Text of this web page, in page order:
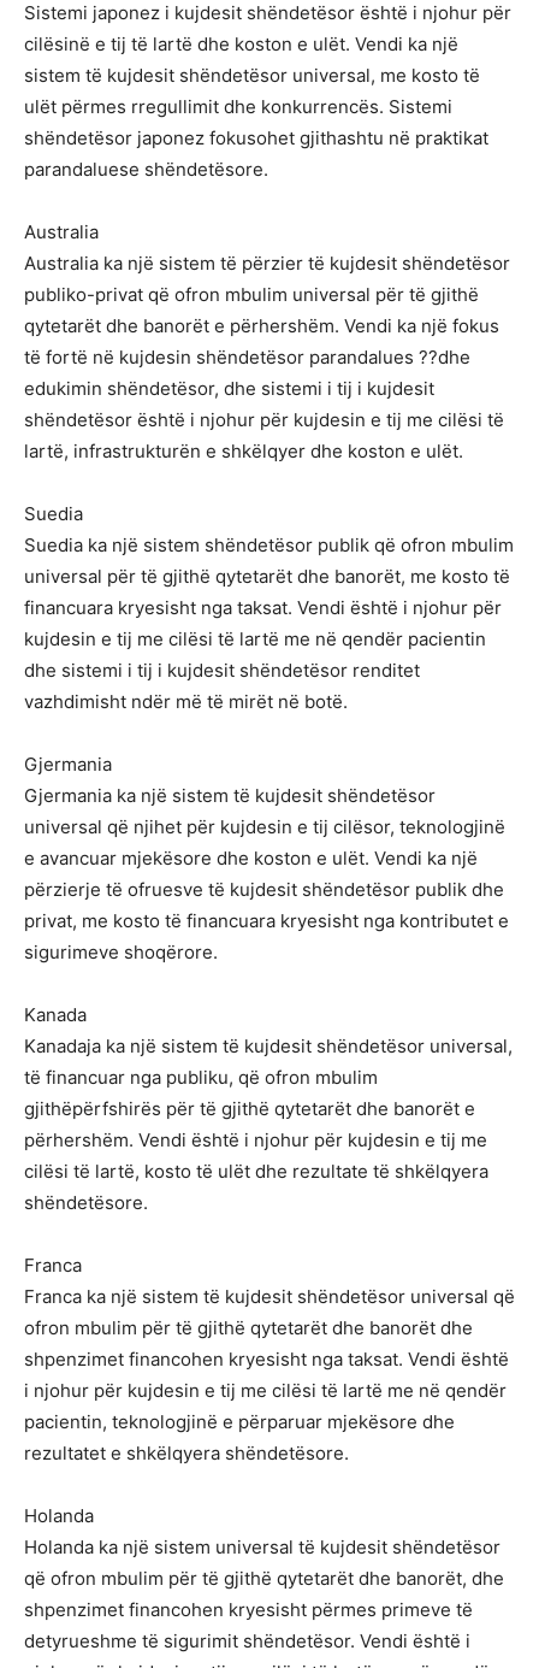
Sistemi japonez i kujdesit shëndetësor është i njohur për
cilësinë e tij të lartë dhe koston e ulët. Vendi ka një
sistem të kujdesit shëndetësor universal, me kosto të
ulët përmes rregullimit dhe konkurrencës. Sistemi
shëndetësor japonez fokusohet gjithashtu në praktikat
parandaluese shëndetësore.
Australia
Australia ka një sistem të përzier të kujdesit shëndetësor
publiko-privat që ofron mbulim universal për të gjithë
qytetarët dhe banorët e përhershëm. Vendi ka një fokus
të fortë në kujdesin shëndetësor parandalues ??dhe
edukimin shëndetësor, dhe sistemi i tij i kujdesit
shëndetësor është i njohur për kujdesin e tij me cilësi të
lartë, infrastrukturën e shkëlqyer dhe koston e ulët.
Suedia
Suedia ka një sistem shëndetësor publik që ofron mbulim
universal për të gjithë qytetarët dhe banorët, me kosto të
financuara kryesisht nga taksat. Vendi është i njohur për
kujdesin e tij me cilësi të lartë me në qendër pacientin
dhe sistemi i tij i kujdesit shëndetësor renditet
vazhdimisht ndër më të mirët në botë.
Gjermania
Gjermania ka një sistem të kujdesit shëndetësor
universal që njihet për kujdesin e tij cilësor, teknologjinë
e avancuar mjekësore dhe koston e ulët. Vendi ka një
përzierje të ofruesve të kujdesit shëndetësor publik dhe
privat, me kosto të financuara kryesisht nga kontributet e
sigurimeve shoqërore.
Kanada
Kanadaja ka një sistem të kujdesit shëndetësor universal,
të financuar nga publiku, që ofron mbulim
gjithëpërfshirës për të gjithë qytetarët dhe banorët e
përhershëm. Vendi është i njohur për kujdesin e tij me
cilësi të lartë, kosto të ulët dhe rezultate të shkëlqyera
shëndetësore.
Franca
Franca ka një sistem të kujdesit shëndetësor universal që
ofron mbulim për të gjithë qytetarët dhe banorët dhe
shpenzimet financohen kryesisht nga taksat. Vendi është
i njohur për kujdesin e tij me cilësi të lartë me në qendër
pacientin, teknologjinë e përparuar mjekësore dhe
rezultatet e shkëlqyera shëndetësore.
Holanda
Holanda ka një sistem universal të kujdesit shëndetësor
që ofron mbulim për të gjithë qytetarët dhe banorët, dhe
shpenzimet financohen kryesisht përmes primeve të
detyrueshme të sigurimit shëndetësor. Vendi është i